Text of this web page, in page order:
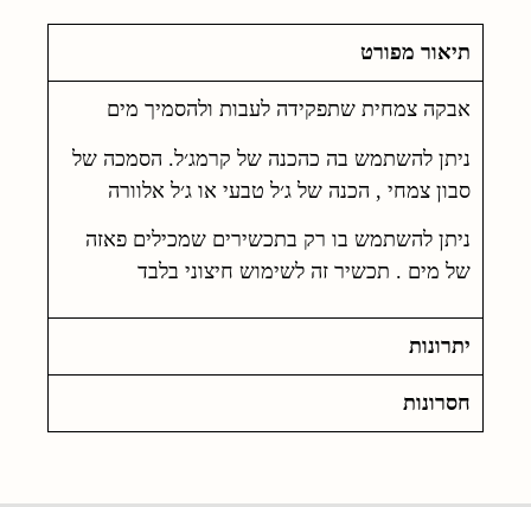
תיאור מפורט
אבקה צמחית שתפקידה לעבות ולהסמיך מים
ניתן להשתמש בה כהכנה של קרמג׳ל. הסמכה של
סבון צמחי , הכנה של ג׳ל טבעי או ג׳ל אלוורה
ניתן להשתמש בו רק בתכשירים שמכילים פאזה
של מים . תכשיר זה לשימוש חיצוני בלבד
יתרונות
חסרונות